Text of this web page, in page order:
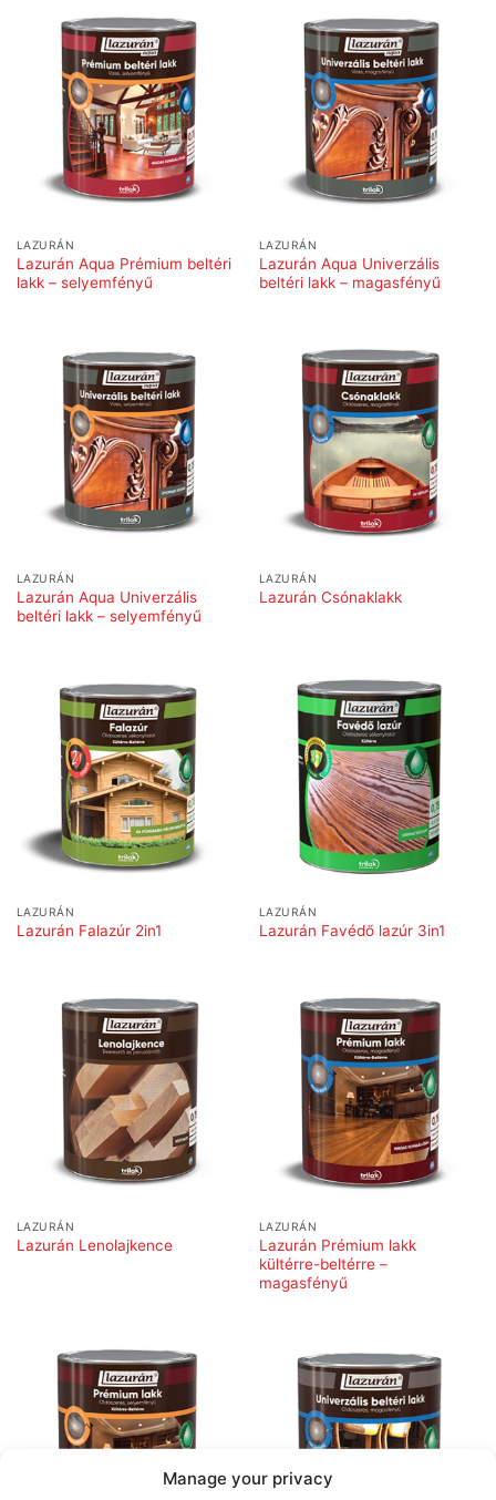
Manage your privacy
LAZURÁN
Lazurán Aqua Prémium beltéri
lakk – selyemfényű
LAZURÁN
Lazurán Aqua Univerzális
beltéri lakk – magasfényű
LAZURÁN
Lazurán Aqua Univerzális
beltéri lakk – selyemfényű
LAZURÁN
Lazurán Csónaklakk
LAZURÁN
Lazurán Falazúr 2in1
LAZURÁN
Lazurán Favédő lazúr 3in1
LAZURÁN
Lazurán Lenolajkence
LAZURÁN
Lazurán Prémium lakk
kültérre-beltérre –
magasfényű